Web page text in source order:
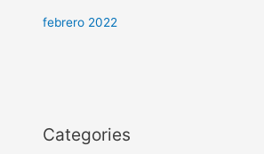
febrero 2022
Categories